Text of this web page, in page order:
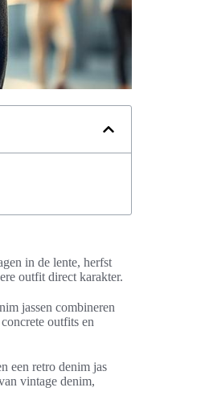
in de lente, herfst
outfit direct karakter.
jassen combineren
outfits en
een retro denim jas
vintage denim,